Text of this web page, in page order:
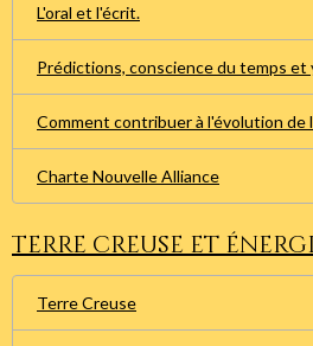
L'oral et l'écrit.
Prédictions, conscience du temps et
Comment contribuer à l'évolution de
Charte Nouvelle Alliance
Terre creuse et
Terre Creuse